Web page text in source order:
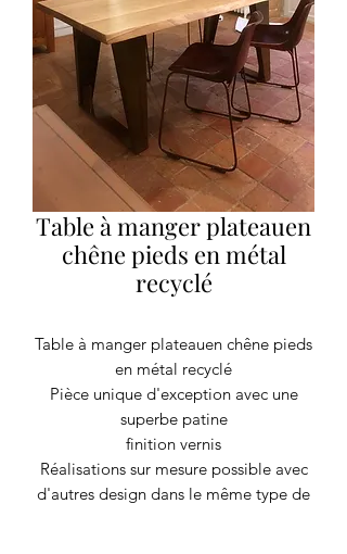
Table à manger plateauen
chêne pieds en métal
recyclé
Table à manger plateauen chêne pieds
en métal recyclé
Pièce unique d'exception avec une
superbe patine
finition vernis
Réalisations sur mesure possible avec
d'autres design dans le même type de